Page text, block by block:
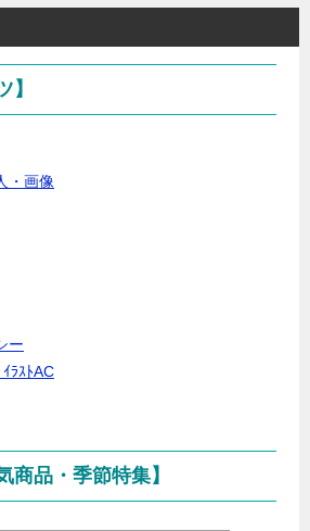
】
・画像
ー
ﾗｽﾄAC
商品・季節特集】